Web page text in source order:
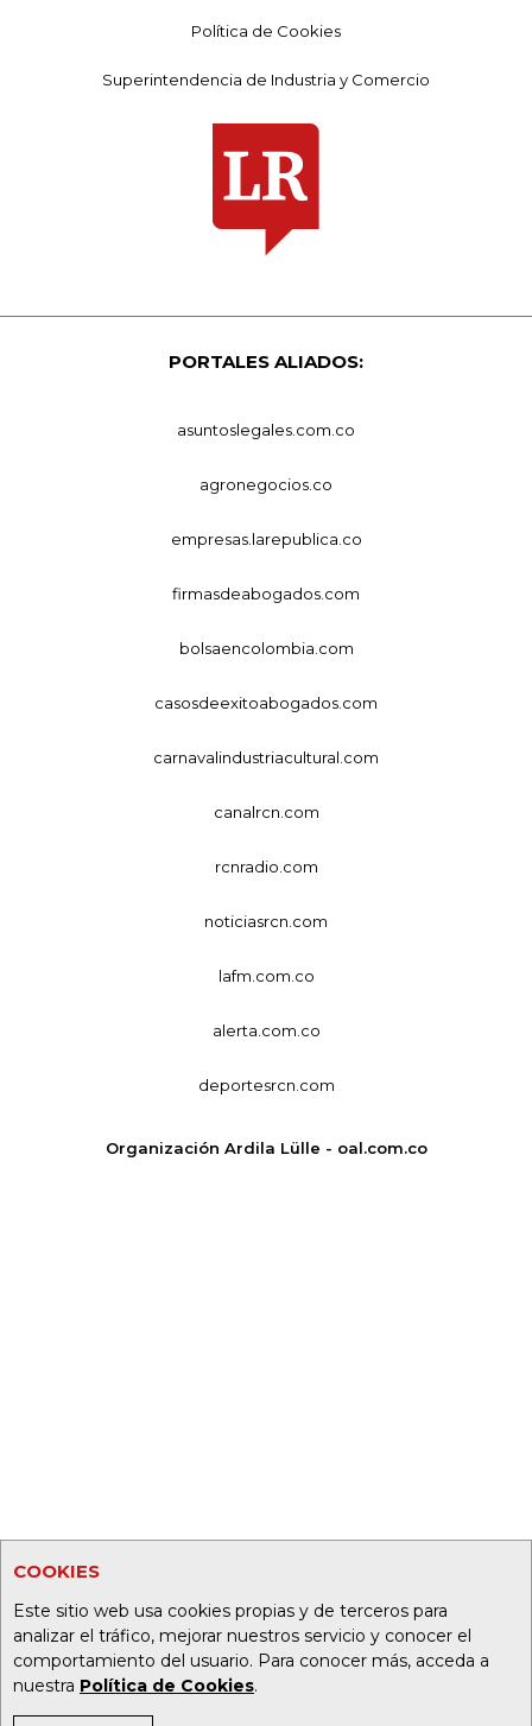
COOKIES
Este sitio web usa cookies propias y de terceros para
analizar el tráfico, mejorar nuestros servicio y conocer el
comportamiento del usuario. Para conocer más, acceda a
nuestra Política de Cookies.
Política de Cookies
Superintendencia de Industria y Comercio
PORTALES ALIADOS:
asuntoslegales.com.co
agronegocios.co
empresas.larepublica.co
firmasdeabogados.com
bolsaencolombia.com
casosdeexitoabogados.com
carnavalindustriacultural.com
canalrcn.com
rcnradio.com
noticiasrcn.com
lafm.com.co
alerta.com.co
deportesrcn.com
Organización Ardila Lülle - oal.com.co